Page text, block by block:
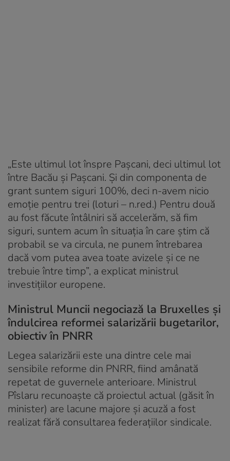
„Este ultimul lot înspre Pașcani, deci ultimul lot
între Bacău și Pașcani. Și din componenta de
grant suntem siguri 100%, deci n-avem nicio
emoție pentru trei (loturi – n.red.) Pentru două
au fost făcute întâlniri să accelerăm, să fim
siguri, suntem acum în situația în care știm că
probabil se va circula, ne punem întrebarea
dacă vom putea avea toate avizele și ce ne
trebuie între timp”, a explicat ministrul
investițiilor europene.
Ministrul Muncii negociază la Bruxelles și
îndulcirea reformei salarizării bugetarilor,
obiectiv în PNRR
Legea salarizării este una dintre cele mai
sensibile reforme din PNRR, fiind amânată
repetat de guvernele anterioare. Ministrul
Pîslaru recunoaște că proiectul actual (găsit în
minister) are lacune majore și acuză a fost
realizat fără consultarea federațiilor sindicale.